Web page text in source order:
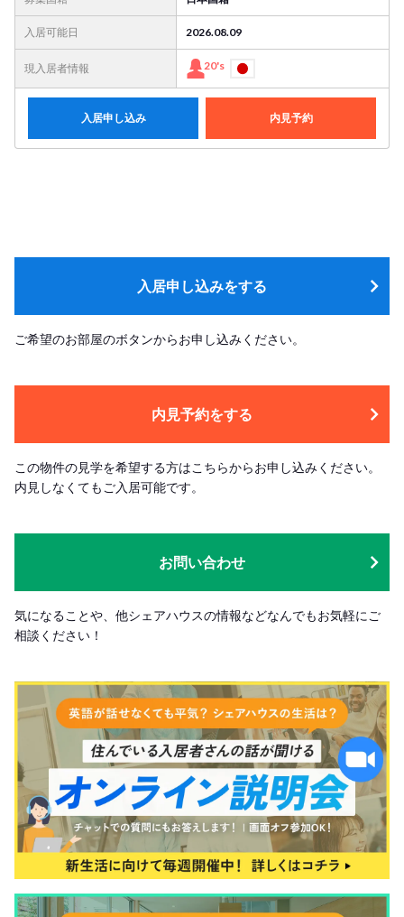
入居可能日 2026.08.09
現入居者情報 20's
入居申し込み 内見予約
入居申し込みをする
ご希望のお部屋のボタンからお申し込みください。
内見予約をする
この物件の見学を希望する方はこちらからお申し込みください。
内見しなくてもご入居可能です。
お問い合わせ
気になることや、他シェアハウスの情報などなんでもお気軽にご
相談ください！